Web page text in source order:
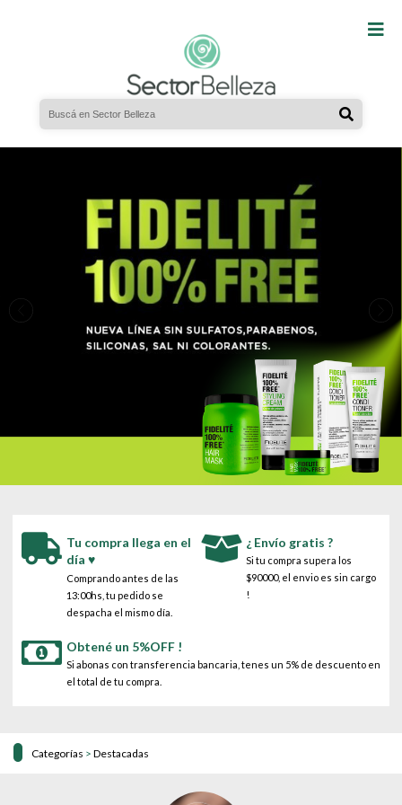
Tu compra llega en el
día ♥
Comprando antes de las
13:00hs, tu pedido se
despacha el mismo día.
¿ Envío gratis ?
Si tu compra supera los
$90000, el envio es sin cargo
!
Obtené un 5%OFF !
Si abonas con transferencia bancaria, tenes un 5% de descuento en
el total de tu compra.
Categorías > Destacadas